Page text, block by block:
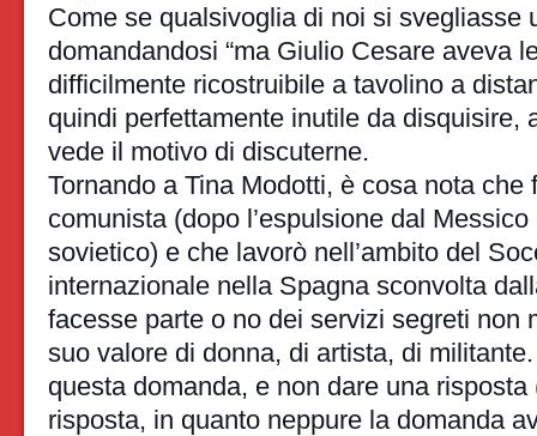
Come se qualsivoglia di noi si svegliasse
domandandosi “ma Giulio Cesare aveva
difficilmente ricostruibile a tavolino a
quindi perfettamente inutile da disquisire,
vede il motivo di discuterne.
Tornando a Tina Modotti, è cosa nota
comunista (dopo l’espulsione dal
sovietico) e che lavorò nell’ambito del
internazionale nella Spagna sconvolta
facesse parte o no dei servizi segreti non
suo valore di donna, di artista, di
questa domanda, e non dare una risposta
risposta, in quanto neppure la domanda